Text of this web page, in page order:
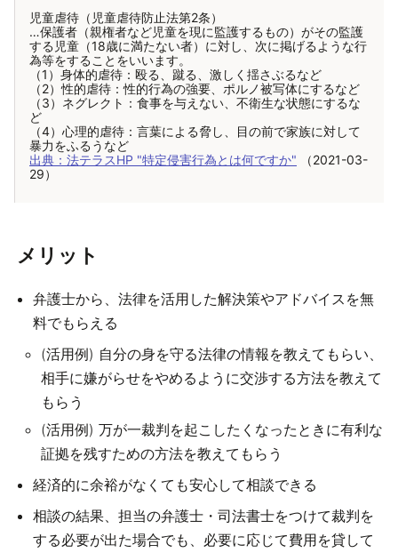
児童虐待（児童虐待防止法第2条）
…保護者（親権者など児童を現に監護するもの）がその監護
する児童（18歳に満たない者）に対し、次に掲げるような行
為等をすることをいいます。
（1）身体的虐待：殴る、蹴る、激しく揺さぶるなど
（2）性的虐待：性的行為の強要、ポルノ被写体にするなど
（3）ネグレクト：食事を与えない、不衛生な状態にするな
ど
（4）心理的虐待：言葉による脅し、目の前で家族に対して
暴力をふるうなど
出典：法テラスHP "特定侵害行為とは何ですか" （2021-03-
29）
メリット
弁護士から、法律を活用した解決策やアドバイスを無
料でもらえる
(活用例) 自分の身を守る法律の情報を教えてもらい、
相手に嫌がらせをやめるように交渉する方法を教えて
もらう
(活用例) 万が一裁判を起こしたくなったときに有利な
証拠を残すための方法を教えてもらう
経済的に余裕がなくても安心して相談できる
相談の結果、担当の弁護士・司法書士をつけて裁判を
する必要が出た場合でも、必要に応じて費用を貸して